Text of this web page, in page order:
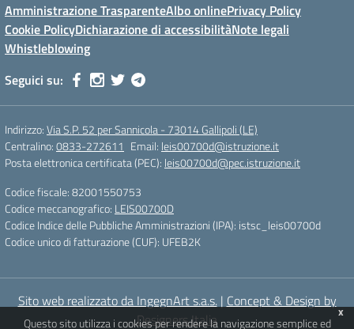
Amministrazione TrasparenteAlbo onlinePrivacy Policy
Cookie PolicyDichiarazione di accessibilitàNote legali
Whistleblowing
Seguici su:
Indirizzo:Via S.P. 52 per Sannicola - 73014 Gallipoli (LE)
Centralino:0833-272611 Email: leis00700d@istruzione.it
Posta elettronica certificata (PEC): leis00700d@pec.istruzione.it
Codice fiscale: 82001550753
Codice meccanografico: LEIS00700D
Codice Indice delle Pubbliche Amministrazioni (IPA): istsc_leis00700d
Codice unico di fatturazione (CUF): UFEB2K
Sito web realizzato da IngegnArt s.a.s.| Concept & Design by
Designers Italia
x
Questo sito utilizza i cookies per rendere la navigazione semplice ed